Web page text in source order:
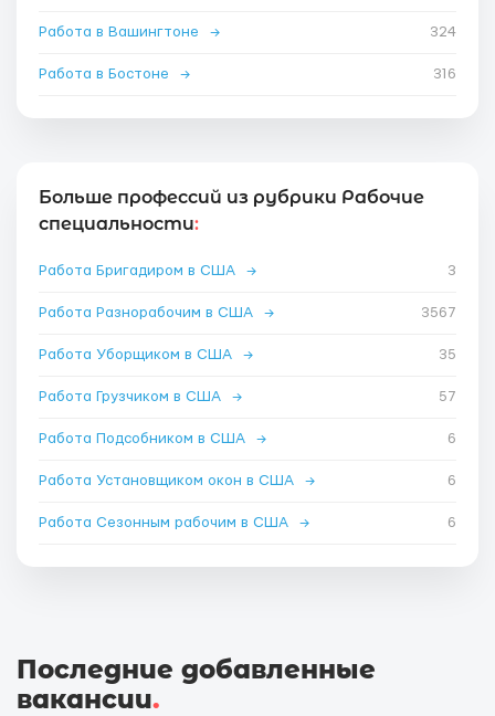
Работа в Вашингтоне → 324
Работа в Бостоне → 316
Больше профессий из рубрики Рабочие
специальности:
Работа Бригадиром в США → 3
Работа Разнорабочим в США → 3567
Работа Уборщиком в США → 35
Работа Грузчиком в США → 57
Работа Подсобником в США → 6
Работа Установщиком окон в США → 6
Работа Сезонным рабочим в США → 6
Последние добавленные
вакансии.